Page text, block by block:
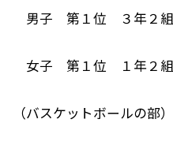
男子 第１位 ３年２
女子 第１位 １年２
（バスケットボールの部）